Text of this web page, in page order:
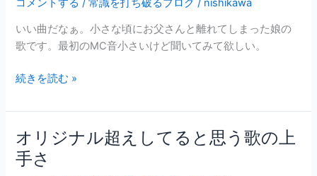
し
い
コメントする /常識を打ち破るブログ / nishikawa
いい曲だなぁ。小さな頃にお父さんと離れてしまった娘の
歌です。最初のMC音小さいけど聞いてみて欲しい。
頃
お
父
さ
れ
て
続きを読む »
オリジナル超えしてると思う歌の上
手さ
オ
リ
ジ